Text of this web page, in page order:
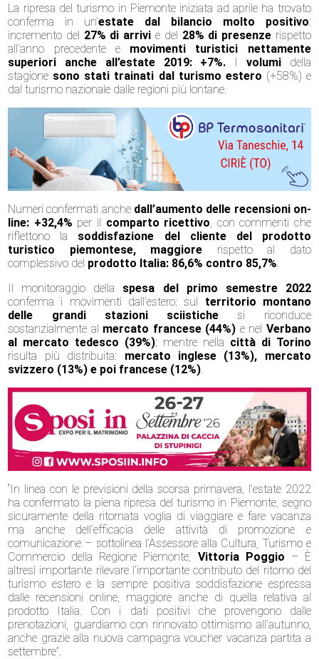
La ripresa del turismo in Piemonte iniziata ad aprile ha trovato
conferma in un’estate dal bilancio molto positivo:
incremento del 27% di arrivi e del 28% di presenze rispetto
all’anno precedente e movimenti turistici nettamente
superiori anche all’estate 2019: +7%. Ivolumi della
stagione sono stati trainati dal turismo estero (+58%) e
dal turismo nazionale dalle regioni più lontane.
Numeri confermati anche dall’aumento delle recensioni on-
line: +32,4% per il comparto ricettivo, con commenti che
riflettono la soddisfazione del cliente del prodotto
turistico piemontese, maggiore rispetto al dato
complessivo del prodotto Italia: 86,6% contro 85,7%.
Il monitoraggio della spesa del primo semestre 2022
conferma i movimenti dall’estero: sul territorio montano
delle grandi stazioni sciistiche si riconduce
sostanzialmente al mercato francese (44%) e nel Verbano
al mercato tedesco (39%); mentre nella città di Torino
risulta più distribuita: mercato inglese (13%), mercato
svizzero (13%) e poi francese (12%).
“In linea con le previsioni della scorsa primavera, l’estate 2022
ha confermato la piena ripresa del turismo in Piemonte, segno
sicuramente della ritornata voglia di viaggiare e fare vacanza
ma anche dell’efficacia delle attività di promozione e
comunicazione – sottolinea l’Assessore alla Cultura, Turismo e
Commercio della Regione Piemonte, Vittoria Poggio – È
altresì importante rilevare l’importante contributo del ritorno del
turismo estero e la sempre positiva soddisfazione espressa
dalle recensioni online, maggiore anche di quella relativa al
prodotto Italia. Con i dati positivi che provengono dalle
prenotazioni, guardiamo con rinnovato ottimismo all’autunno,
anche grazie alla nuova campagna voucher vacanza partita a
settembre”.